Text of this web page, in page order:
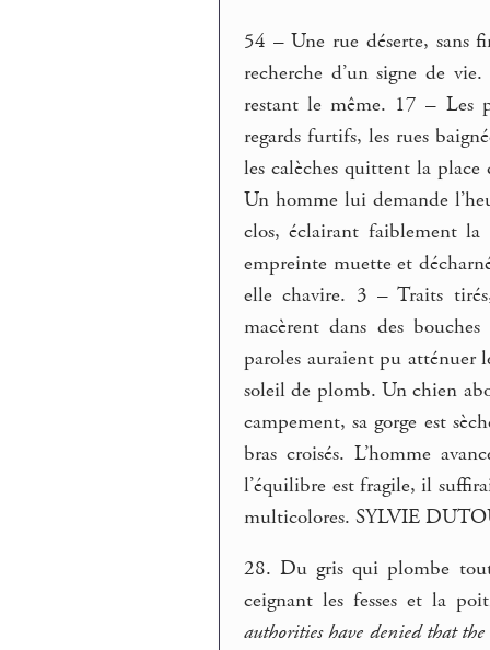
54 – Une rue déserte, sans
recherche d’un signe de
restant le même. 17 – Les
regards furtifs, les rues
les calèches quittent la
Un homme lui demande
clos, éclairant faiblement la
empreinte muette et
elle chavire. 3 – Traits
macèrent dans des
paroles auraient pu atténuer
soleil de plomb. Un chien
campement, sa gorge est
bras croisés. L’homme
l’équilibre est fragile, il
multicolores. SYLVIE
28. Du gris qui plombe
ceignant les fesses et la
authorities have denied that